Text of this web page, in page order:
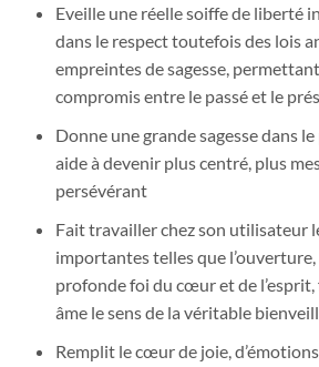
Eveille une réelle soiffe de liberté
dans le respect toutefois des lois
empreintes de sagesse,
compromis entre le passé et le
Donne une grande sagesse dans
aide à devenir plus centré, plus
persévérant
Fait travailler chez son utilisateur
importantes telles que l’ouverture,
profonde foi du cœur et de
âme le sens de la véritable
Remplit le cœur de joie,